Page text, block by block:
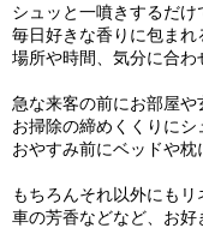
シュッと一噴きするだけ
毎日好きな香りに包ま
場所や時間、気分に合わ
急な来客の前にお部屋や
お掃除の締めくくりにシ
おやすみ前にベッドや枕
もちろんそれ以外にも
車の芳香などなど、お